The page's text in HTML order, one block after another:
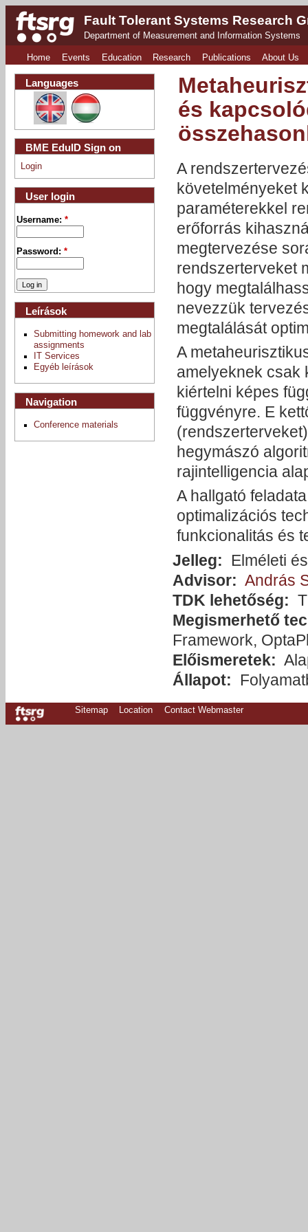
Fault Tolerant Systems Research
Department of Measurement and Information Systems
Home Events Education Research Publications About Us
és
A
követelményeket
paraméterekkel
erőforrás
megtervezése
rendszerterveket
hogy
nevezzük
megtalálását
A
amelyeknek csak
kiértelni képes
függvényre. E
hegymászó
rajintelligencia
A hallgató
optimalizációs
funkcionalitás és
Jelleg:
Elméleti
Advisor: András
TDK lehetőség:
Megismerhető
Framework,
Előismeretek:
Állapot:
Languages
BME EduID Sign on
Login
User login
Username:*
Password:*
Leírások
Submitting homework and lab
assignments
IT Services
Egyéb leírások
Navigation
Conference materials
Sitemap Location Contact Webmaster